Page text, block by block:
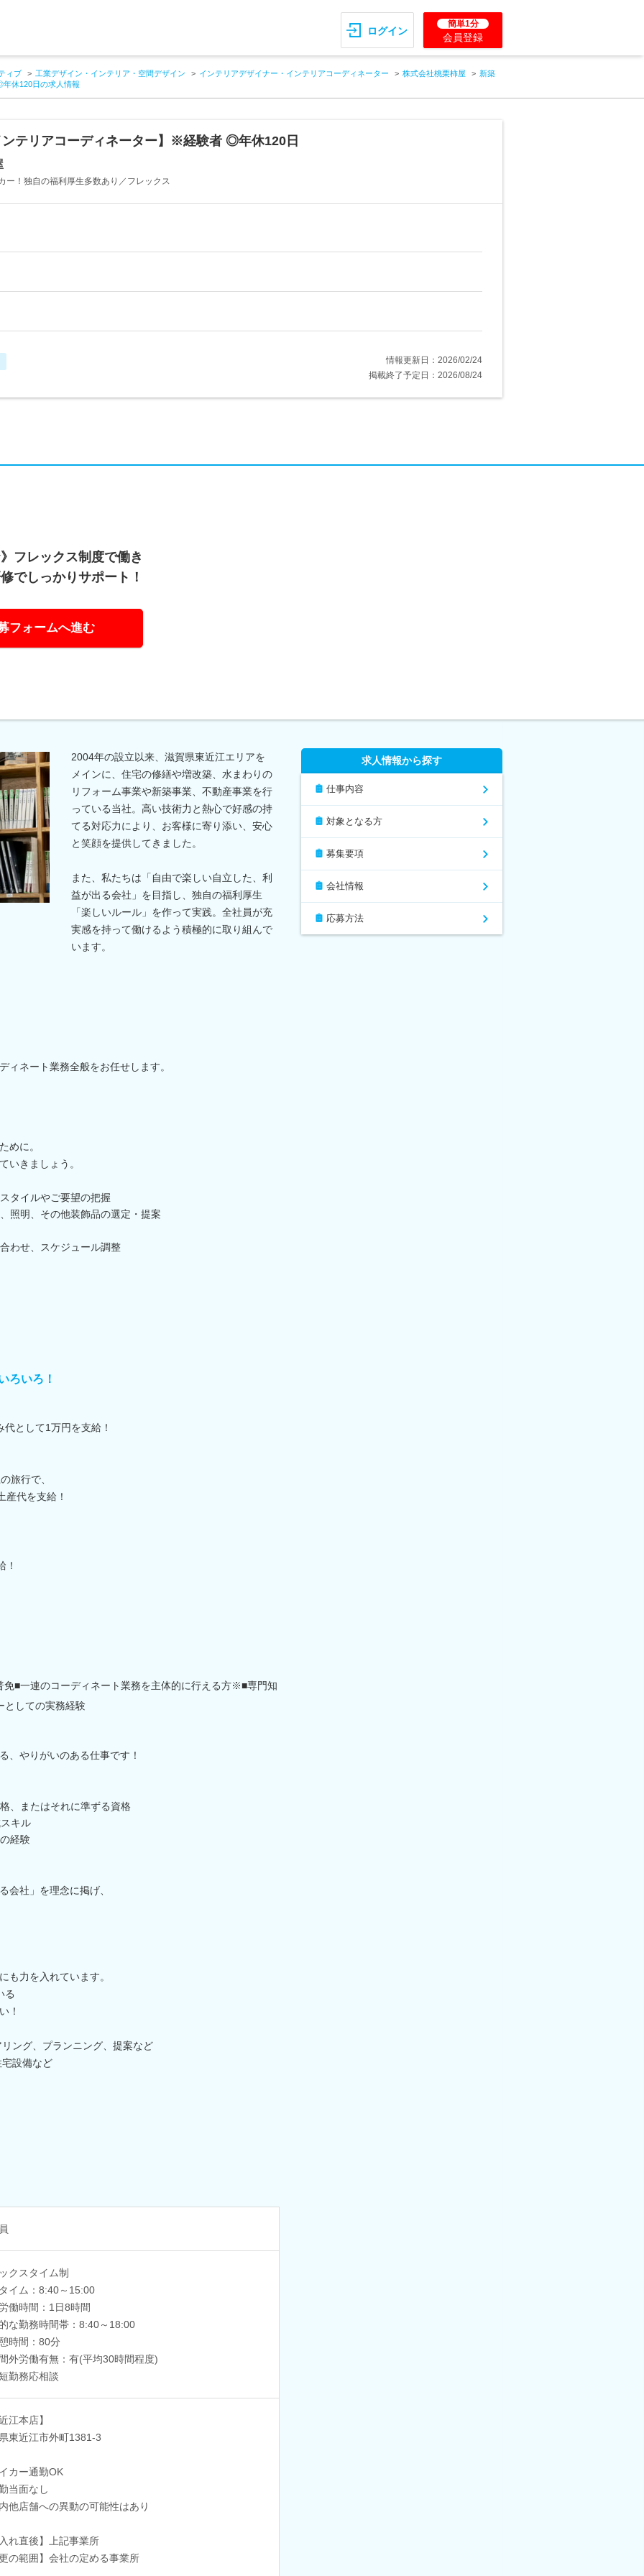
ログイン
簡単1分
会員登録
ィブ 工業デザイン・インテリア・空間デザイン インテリアデザイナー・インテリアコーディネーター 株式会社桃栗柿屋
新築
休120日の求人情報
テリアコーディネーター】※経験者 ◎年休120日
ー！独自の福利厚生多数あり／フレックス
情報更新日：2026/02/24
掲載終了予定日：2026/08/24
フレックス制度で働き
でしっかりサポート！
フォームへ進む
2004年の設立以来、滋賀県東近江エリアを
メインに、住宅の修繕や増改築、水まわりの
リフォーム事業や新築事業、不動産事業を行
っている当社。高い技術力と熱心で好感の持
てる対応力により、お客様に寄り添い、安心
と笑顔を提供してきました。
また、私たちは「自由で楽しい自立した、利
益が出る会社」を目指し、独自の福利厚生
「楽しいルール」を作って実践。全社員が充
実感を持って働けるよう積極的に取り組んで
います。
ィネート業務全般をお任せします。
めに。
いきましょう。
タイルやご要望の把握
照明、その他装飾品の選定・提案
わせ、スケジュール調整
ろいろ！
として1万円を支給！
旅行で、
産代を支給！
！
免■一連のコーディネート業務を主体的に行える方※■専門知
しての実務経験
、やりがいのある仕事です！
、またはそれに準ずる資格
キル
経験
会社」を理念に掲げ、
も力を入れています。
る
！
ング、プランニング、提案など
設備など
クスタイム制
イム：8:40～15:00
働時間：1日8時間
な勤務時間帯：8:40～18:00
時間：80分
外労働有無：有(平均30時間程度)
勤務応相談
江本店】
東近江市外町1381-3
カー通勤OK
当面なし
他店舗への異動の可能性はあり
れ直後】上記事業所
の範囲】会社の定める事業所
求人情報から探す
仕事内容
対象となる方
募集要項
会社情報
応募方法